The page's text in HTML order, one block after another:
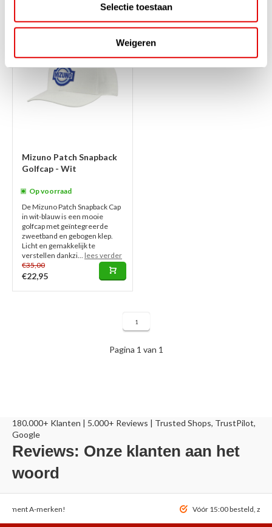
Selectie toestaan
Weigeren
Mizuno Patch Snapback
Golfcap - Wit
Op voorraad
De Mizuno Patch Snapback Cap
in wit-blauw is een mooie
golfcap met geïntegreerde
zweetband en gebogen klep.
Licht en gemakkelijk te
verstellen dankzi... lees verder
€35,00
€22,95
Pagina 1 van 1
1
180.000+ Klanten | 5.000+ Reviews | Trusted Shops, TrustPilot,
Google
Reviews: Onze klanten aan het
woord
A-merken! Vóór 15:00 besteld,